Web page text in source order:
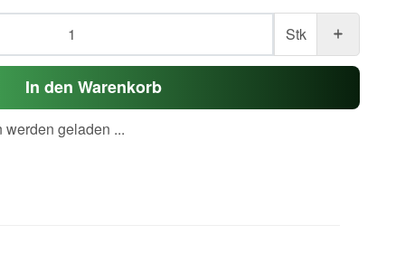
Stk
In den Warenkorb
werden geladen ...